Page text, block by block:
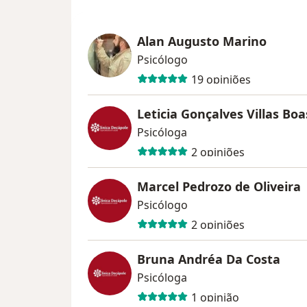
Alan Augusto Marino
Psicólogo
19 opiniões
Leticia Gonçalves Villas
Psicóloga
2 opiniões
Marcel Pedrozo de Oliveira
Psicólogo
2 opiniões
Bruna Andréa Da Costa
Psicóloga
1 opinião